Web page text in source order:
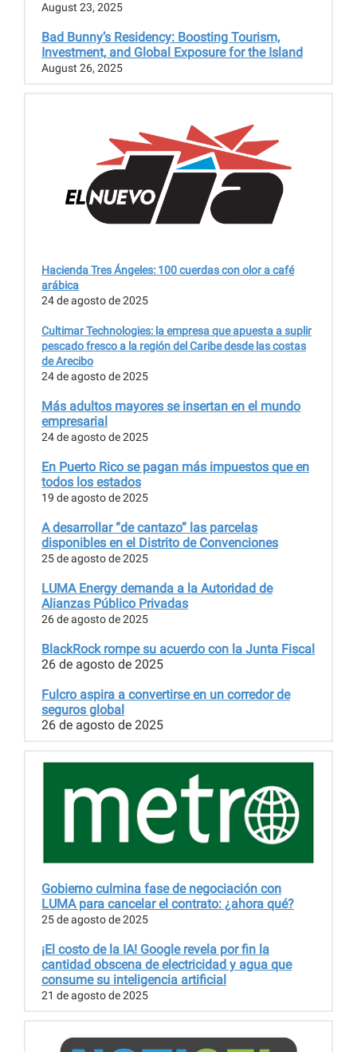
August 23, 2025
Bad Bunny’s Residency: Boosting Tourism,
Investment, and Global Exposure for the Island
August 26, 2025
Hacienda Tres Ángeles: 100 cuerdas con olor a café
arábica
24 de agosto de 2025
Cultimar Technologies: la empresa que apuesta a suplir
pescado fresco a la región del Caribe desde las costas
de Arecibo
24 de agosto de 2025
Más adultos mayores se insertan en el mundo
empresarial
24 de agosto de 2025
En Puerto Rico se pagan más impuestos que en
todos los estados
19 de agosto de 2025
A desarrollar “de cantazo” las parcelas
disponibles en el Distrito de Convenciones
25 de agosto de 2025
LUMA Energy demanda a la Autoridad de
Alianzas Público Privadas
26 de agosto de 2025
BlackRock rompe su acuerdo con la Junta Fiscal
26 de agosto de 2025
Fulcro aspira a convertirse en un corredor de
seguros global
26 de agosto de 2025
Gobierno culmina fase de negociación con
LUMA para cancelar el contrato: ¿ahora qué?
25 de agosto de 2025
¡El costo de la IA! Google revela por fin la
cantidad obscena de electricidad y agua que
consume su inteligencia artificial
21 de agosto de 2025